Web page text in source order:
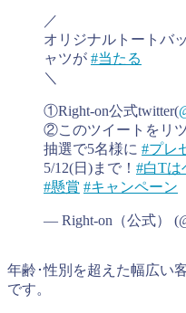
／
オリジナルトートバ
ャツが #当たる
＼
①Right-on公式twitter(
②このツイートをリ
抽選で5名様に #プレ
5/12(日)まで！ #白Tは
#懸賞 #キャンペーン
— Right-on（公式）
年齢･性別を超えた幅広い
です。